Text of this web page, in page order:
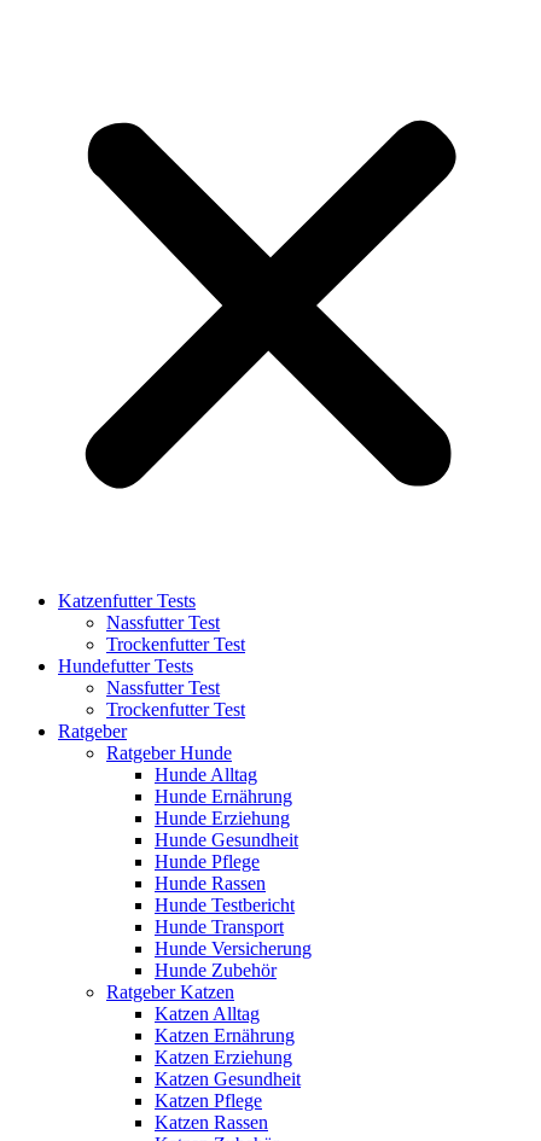
Katzenfutter Tests
Nassfutter Test
Trockenfutter Test
Hundefutter Tests
Nassfutter Test
Trockenfutter Test
Ratgeber
Ratgeber Hunde
Hunde Alltag
Hunde Ernährung
Hunde Erziehung
Hunde Gesundheit
Hunde Pflege
Hunde Rassen
Hunde Testbericht
Hunde Transport
Hunde Versicherung
Hunde Zubehör
Ratgeber Katzen
Katzen Alltag
Katzen Ernährung
Katzen Erziehung
Katzen Gesundheit
Katzen Pflege
Katzen Rassen